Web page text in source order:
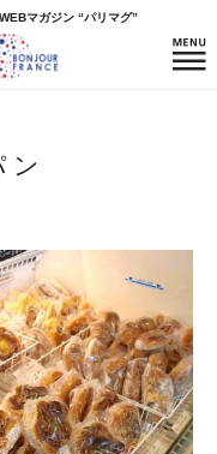
マガジン “パリマグ”
ン